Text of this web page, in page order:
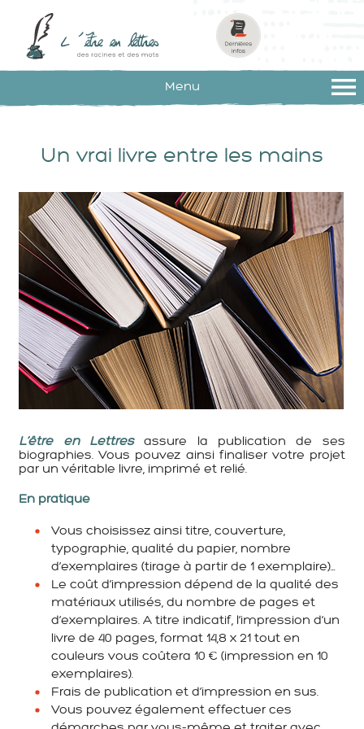
Menu
Un vrai livre entre les mains
L’être en Lettresassure la publication de ses
biographies. Vous pouvez ainsi finaliser votre projet
par un véritable livre, imprimé et relié.
En pratique
Vous choisissez ainsi titre, couverture,
typographie, qualité du papier, nombre
d’exemplaires (tirage à partir de 1 exemplaire)…
Le coût d’impression dépend de la qualité des
matériaux utilisés, du nombre de pages et
d’exemplaires. A titre indicatif, l’impression d’un
livre de 40 pages, format 14,8 x 21 tout en
couleurs vous coûtera 10 € (impression en 10
exemplaires).
Frais de publication et d’impression en sus.
Vous pouvez également effectuer ces